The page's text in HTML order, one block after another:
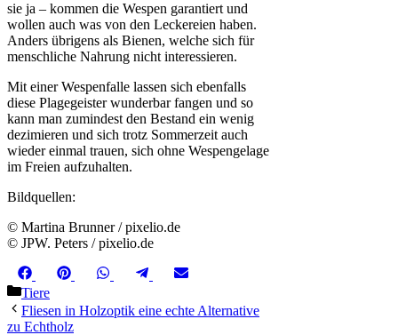
sie ja – kommen die Wespen garantiert und
wollen auch was von den Leckereien haben.
Anders übrigens als Bienen, welche sich für
menschliche Nahrung nicht interessieren.
Mit einer Wespenfalle lassen sich ebenfalls
diese Plagegeister wunderbar fangen und so
kann man zumindest den Bestand ein wenig
dezimieren und sich trotz Sommerzeit auch
wieder einmal trauen, sich ohne Wespengelage
im Freien aufzuhalten.
Bildquellen:
© Martina Brunner / pixelio.de
© JPW. Peters / pixelio.de
Share
on
FacebookShare
Pinterest Share
WhatsAppShare
TelegramShare
Kategorien
Tiere
Fliesen in Holzoptik eine echte Alternative
zu Echtholz